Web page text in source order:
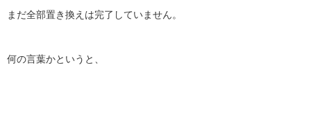
まだ全部置き換えは完了していません。
何の言葉かというと、